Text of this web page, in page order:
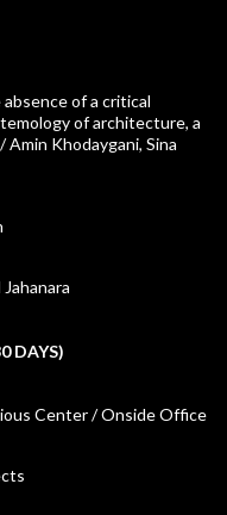
of a critical
of architecture, a
Khodaygani, Sina
DAYS)
Center / Onside Office